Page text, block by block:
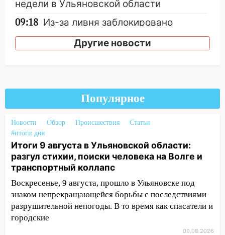
недели в Ульяновской области
09:18 Из-за ливня заблокировано
движение трамваев в Ульяновске
09:15 Ураган, изнасилование ребенка,
В Ульяновске восстановили
инфраструктуру после шторма
08:19 Внимание! В Цильнинском районе
пропал 67-летний мужчина
08:11 На Ульяновск снова надвигается
непогода
07:30 Евро-3 вместо Евро-5: что
означают классы бензина и можно ли
заливать «старое» топливо в
Другие новости
Популярное
Новости Обзор Происшествия
Статьи
#итоги дня
Итоги 9 августа в Ульяновской области:
разгул стихии, поиски человека на Волге и
транспортный коллапс
Воскресенье, 9 августа, прошло в Ульяновске под
знаком непрекращающейся борьбы с последствиями
разрушительной непогоды. В то время как спасатели и
городские
09.08.2026